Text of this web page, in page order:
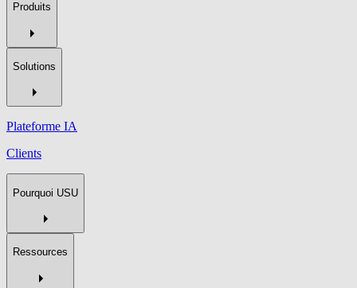
Produits
Solutions
Plateforme IA
Clients
Pourquoi USU
Ressources